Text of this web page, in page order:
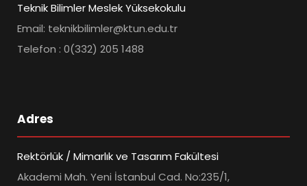
Teknik Bilimler Meslek Yüksekokulu
Email: teknikbilimler@ktun.edu.tr
Telefon : 0(332) 205 1488
Adres
Rektörlük / Mimarlık ve Tasarım Fakültesi
Akademi Mah. Yeni İstanbul Cad. No:235/1,